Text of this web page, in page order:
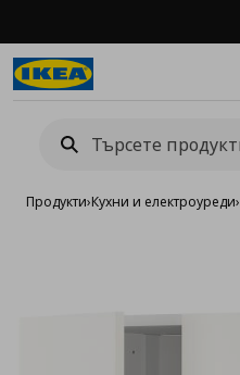
Продукти›Кухни и електроуреди›